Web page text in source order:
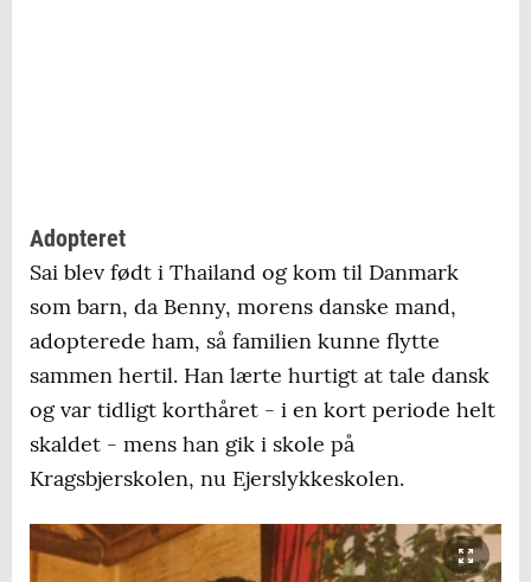
Adopteret
Sai blev født i Thailand og kom til Danmark
som barn, da Benny, morens danske mand,
adopterede ham, så familien kunne flytte
sammen hertil. Han lærte hurtigt at tale dansk
og var tidligt korthåret - i en kort periode helt
skaldet - mens han gik i skole på
Kragsbjerskolen, nu Ejerslykkeskolen.